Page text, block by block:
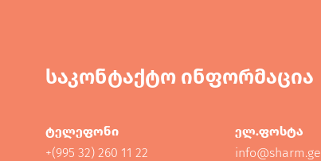
საკონტაქტო ინფორმაცია
ტელეფონი
+(995 32) 260 11 22
ელ.ფოსტა
info@sharm.ge